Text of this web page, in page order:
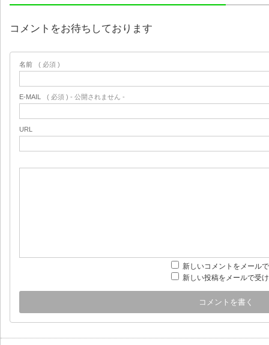
コメントをお待ちしております
名前 ( 必須 )
E-MAIL ( 必須 ) - 公開されません -
URL
新しいコメントをメール
新しい投稿をメールで受